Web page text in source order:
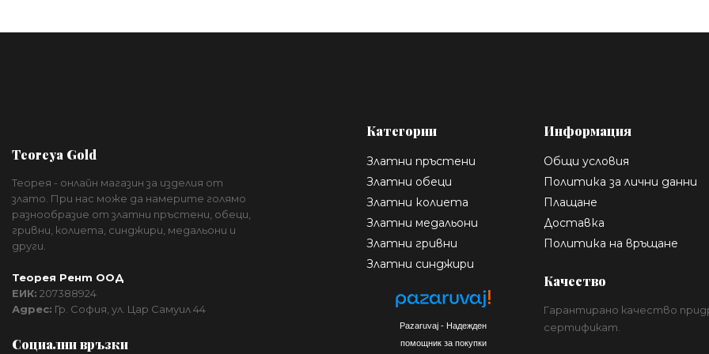
Teoreya Gold
Теорея - онлайн магазин за изделия от
злато. При нас може да намерите голямо
разнообразие от златни пръстени, обеци,
гривни, колиета, синджири, медальони и
други.
Теорея Рент ООД
ЕИК: 207388924
Адрес: Гр. София, ул. Цар Самуил 44
Социални връзки
Категории
Златни пръстени
Златни обеци
Златни колиета
Златни медальони
Златни гривни
Златни синджири
Pazaruvaj - Надежден
помощник за покупки
Информация
Общи условия
Политика за лични данни
Плащане
Доставка
Политика на връщане
Качество
Гарантирано качество
сертификат.